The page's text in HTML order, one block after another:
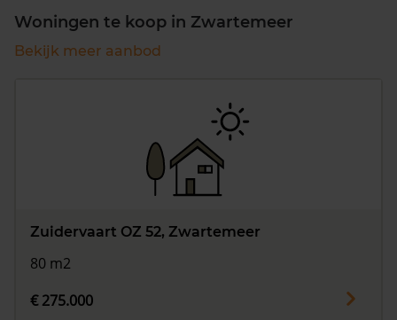
Woningen te koop in Zwartemeer
Bekijk meer aanbod
Zuidervaart OZ 52, Zwartemeer
80 m2
€ 275.000